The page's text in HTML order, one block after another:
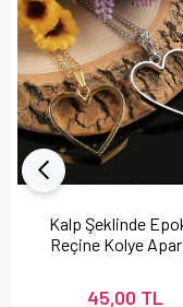
Kalp Şeklinde
Reçine Kolye
45,00 TL